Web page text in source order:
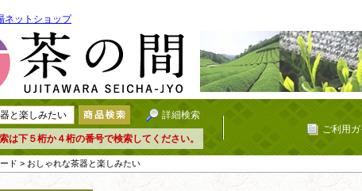
ネットショップ
詳細検索
は下５桁か４桁の番号で検索してください。
ご利用
ド > おしゃれな茶器と楽しみたい